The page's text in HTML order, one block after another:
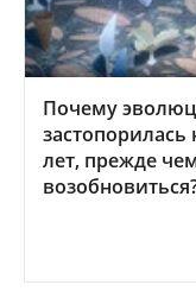
Почему
лет, прежде